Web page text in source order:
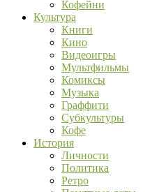
Кофейни
Культура
Книги
Кино
Видеоигры
Мультфильмы
Комиксы
Музыка
Граффити
Субкультуры
Кофе
История
Личности
Политика
Ретро